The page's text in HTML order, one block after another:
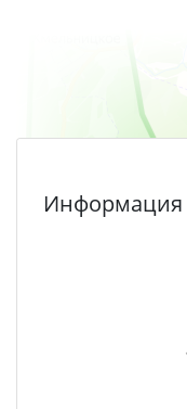
Информация